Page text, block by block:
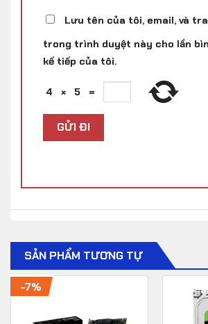
Lưu tên của tôi, email, và
trong trình duyệt này cho lần
kế tiếp của tôi.
4 × 5 =
SẢN PHẨM TƯƠNG TỰ
-7%